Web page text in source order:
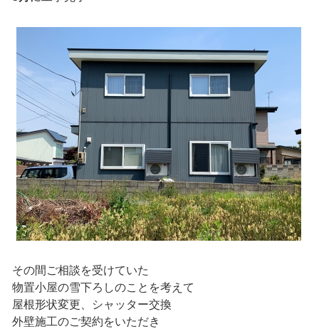
その間ご相談を受けていた
物置小屋の雪下ろしのことを考えて
屋根形状変更、シャッター交換
外壁施工のご契約をいただき